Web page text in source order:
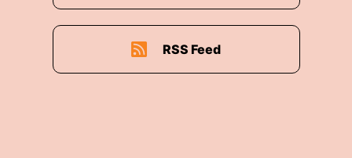
RSS Feed